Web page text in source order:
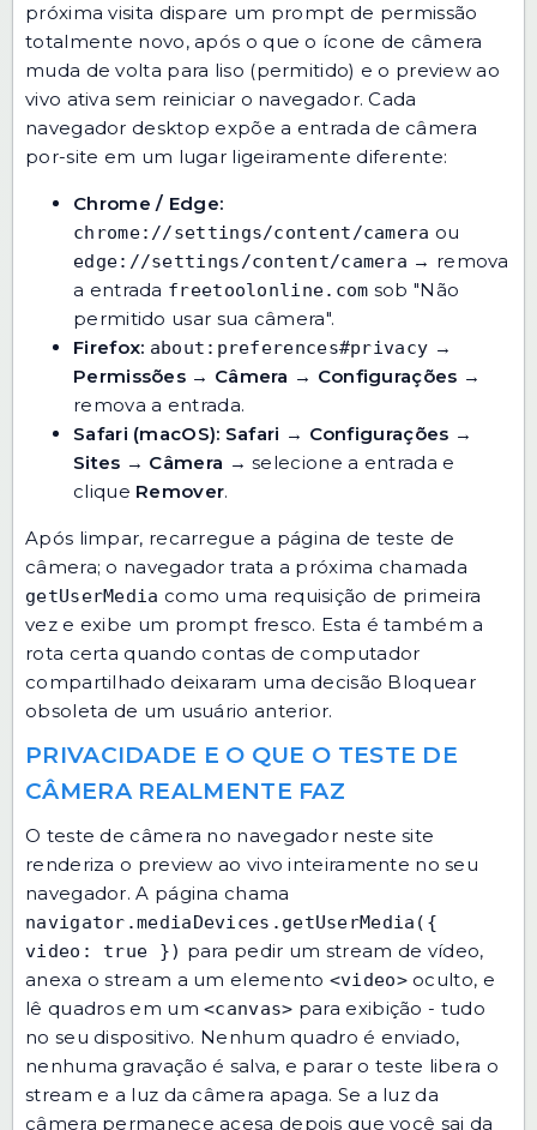
próxima visita dispare um prompt de permissão
totalmente novo, após o que o ícone de câmera
muda de volta para liso (permitido) e o preview ao
vivo ativa sem reiniciar o navegador. Cada
navegador desktop expõe a entrada de câmera
por-site em um lugar ligeiramente diferente:
Chrome / Edge:
chrome://settings/content/camera ou
edge://settings/content/camera → remova
a entrada freetoolonline.com sob "Não
permitido usar sua câmera".
Firefox: about:preferences#privacy →
Permissões → Câmera → Configurações →
remova a entrada.
Safari (macOS): Safari → Configurações →
Sites → Câmera → selecione a entrada e
clique Remover.
Após limpar, recarregue a página de teste de
câmera; o navegador trata a próxima chamada
getUserMedia como uma requisição de primeira
vez e exibe um prompt fresco. Esta é também a
rota certa quando contas de computador
compartilhado deixaram uma decisão Bloquear
obsoleta de um usuário anterior.
PRIVACIDADE E O QUE O TESTE DE
CÂMERA REALMENTE FAZ
O teste de câmera no navegador neste site
renderiza o preview ao vivo inteiramente no seu
navegador. A página chama
navigator.mediaDevices.getUserMedia({
video: true }) para pedir um stream de vídeo,
anexa o stream a um elemento <video>oculto, e
lê quadros em um<canvas> para exibição - tudo
no seu dispositivo. Nenhum quadro é enviado,
nenhuma gravação é salva, e parar o teste libera o
stream e a luz da câmera apaga. Se a luz da
câmera permanece acesa depois que você sai da